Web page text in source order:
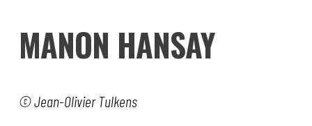
MANON HANSAY
© Jean-Olivier Tulkens